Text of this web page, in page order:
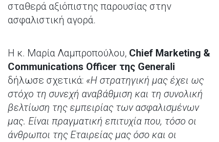
σταθερά αξιόπιστης παρουσίας στην
ασφαλιστική αγορά.
H κ. Μαρία Λαμπροπούλου, Chief Marketing &
Communications Officer της Generali
δήλωσε σχετικά: «H στρατηγική μας έχει ως
στόχο τη συνεχή αναβάθμιση και τη συνολική
βελτίωση της εμπειρίας των ασφαλισμένων
μας. Είναι πραγματική επιτυχία που, τόσο οι
άνθρωποι της Εταιρείας μας όσο και οι